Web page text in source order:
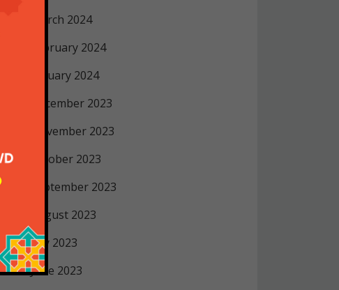
March 2024
February 2024
January 2024
December 2023
November 2023
October 2023
September 2023
August 2023
July 2023
June 2023